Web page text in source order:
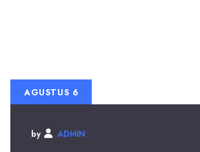
AGUSTUS 6
by ADMIN